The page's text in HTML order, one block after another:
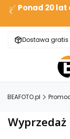
✅ Ponad 20
Dostawa gratis
BEAFOTO.pl